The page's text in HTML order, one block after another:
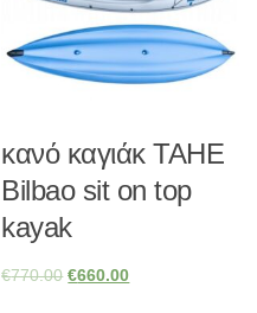
κανό καγιάκ TAHE
Bilbao sit on top
kayak
€770.00 €660.00